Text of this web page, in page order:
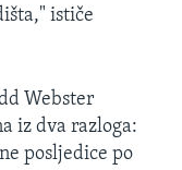
ističe
Webster
iz dva razloga:
posljedice po